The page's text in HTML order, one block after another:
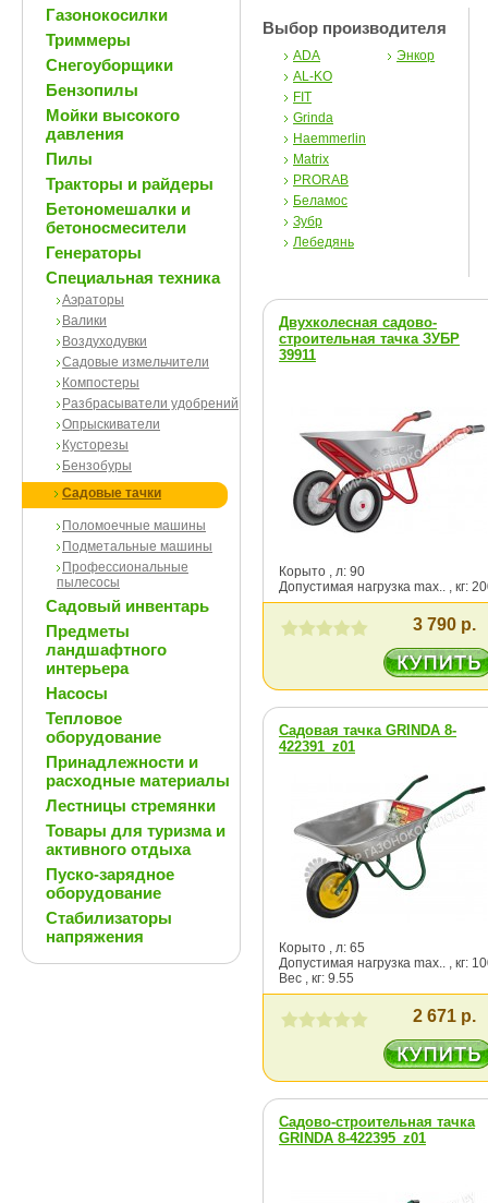
Газонокосилки
Триммеры
Снегоуборщики
Бензопилы
Мойки высокого
давления
Пилы
Тракторы и райдеры
Бетономешалки и
бетоносмесители
Генераторы
Специальная техника
Аэраторы
Валики
Воздуходувки
Садовые измельчители
Компостеры
Разбрасыватели удобрений
Опрыскиватели
Кусторезы
Бензобуры
Садовые тачки
Поломоечные машины
Подметальные машины
Профессиональные
пылесосы
Садовый инвентарь
Предметы
ландшафтного
интерьера
Насосы
Тепловое
оборудование
Принадлежности и
расходные материалы
Лестницы стремянки
Товары для туризма и
активного отдыха
Пуско-зарядное
оборудование
Стабилизаторы
напряжения
Выбор производителя
ADA
AL-KO
FIT
Grinda
Haemmerlin
Matrix
PRORAB
Беламос
Зубр
Лебедянь
Энкор
Двухколесная садово-
строительная тачка ЗУБР
39911
Корыто , л: 90
Допустимая нагрузка max.. , кг:
3 790 р.
Садовая тачка GRINDA 8-
422391_z01
Корыто , л: 65
Допустимая нагрузка max.. , кг:
Вес , кг: 9.55
2 671 р.
Садово-строительная тачка
GRINDA 8-422395_z01